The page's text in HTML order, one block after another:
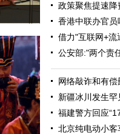
政策聚焦提速
香港中联办官
借力"互联网+流
公安部:"两个责
网络敲诈和有
新疆冰川发生
福建警方回应
北京纯电动小